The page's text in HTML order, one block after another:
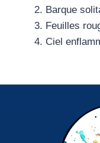
Barque
Feuilles
Ciel